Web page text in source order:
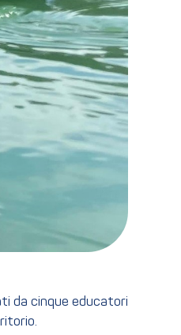
da cinque educatori